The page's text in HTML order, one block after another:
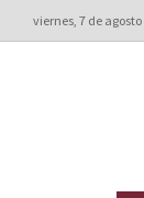
viernes, 7 de agosto